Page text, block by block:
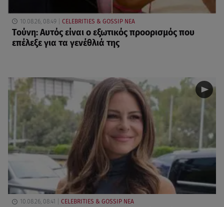
10.08.26, 08:49 CELEBRITIES & GOSSIP ΝΕΑ
Τούνη: Αυτός είναι ο εξωτικός προορισμός που
επέλεξε για τα γενέθλιά της
10.08.26, 08:41 CELEBRITIES & GOSSIP ΝΕΑ